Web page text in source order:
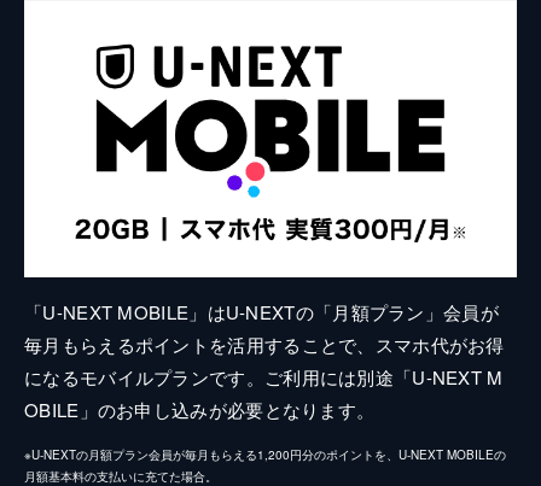
「U-NEXT MOBILE」はU-NEXTの「月額プラン」会員が
毎月もらえるポイントを活用することで、スマホ代がお得
になるモバイルプランです。ご利用には別途「U-NEXT M
OBILE」のお申し込みが必要となります。
※U-NEXTの月額プラン会員が毎月もらえる1,200円分のポイントを、U-NEXT MOBILEの
月額基本料の支払いに充てた場合。